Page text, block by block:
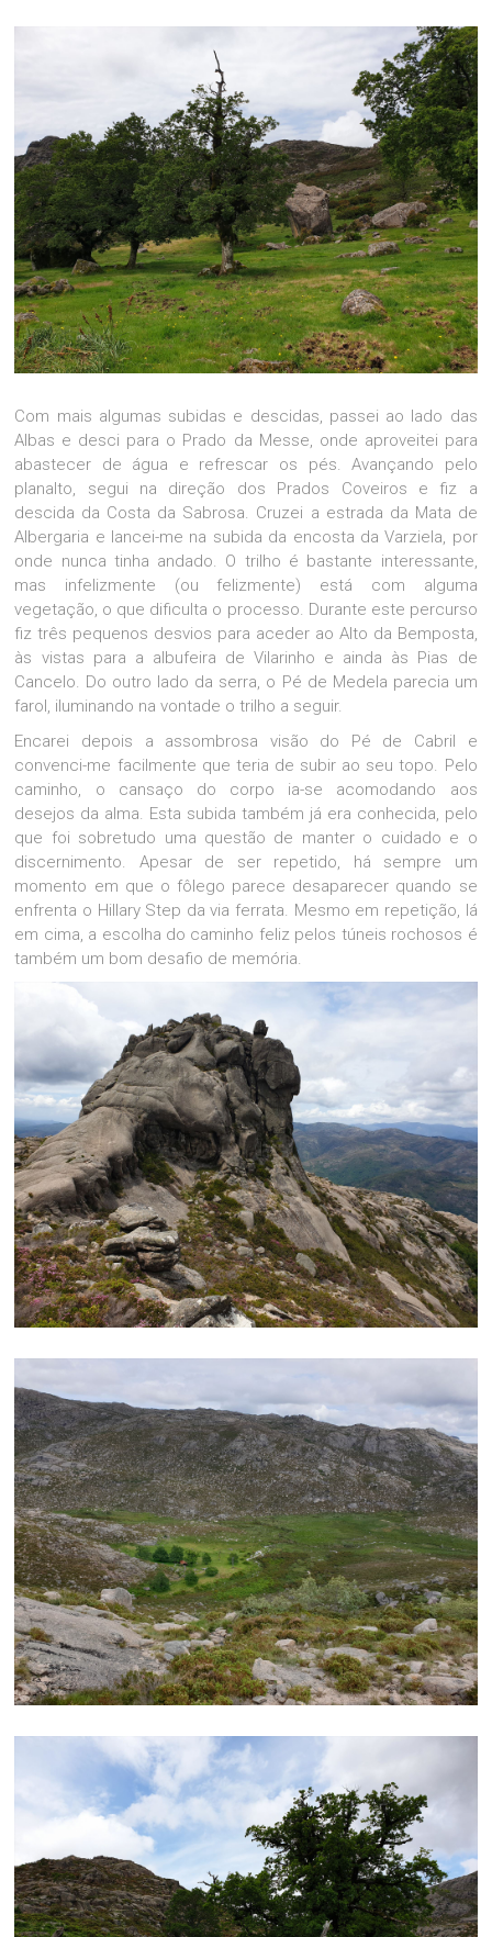
Com mais algumas subidas e descidas, passei ao lado das
Albas e desci para o Prado da Messe, onde aproveitei para
abastecer de água e refrescar os pés. Avançando pelo
planalto, segui na direção dos Prados Coveiros e fiz a
descida da Costa da Sabrosa. Cruzei a estrada da Mata de
Albergaria e lancei-me na subida da encosta da Varziela, por
onde nunca tinha andado. O trilho é bastante interessante,
mas infelizmente (ou felizmente) está com alguma
vegetação, o que dificulta o processo. Durante este percurso
fiz três pequenos desvios para aceder ao Alto da Bemposta,
às vistas para a albufeira de Vilarinho e ainda às Pias de
Cancelo. Do outro lado da serra, o Pé de Medela parecia um
farol, iluminando na vontade o trilho a seguir.
Encarei depois a assombrosa visão do Pé de Cabril e
convenci-me facilmente que teria de subir ao seu topo. Pelo
caminho, o cansaço do corpo ia-se acomodando aos
desejos da alma. Esta subida também já era conhecida, pelo
que foi sobretudo uma questão de manter o cuidado e o
discernimento. Apesar de ser repetido, há sempre um
momento em que o fôlego parece desaparecer quando se
enfrenta o Hillary Step da via ferrata. Mesmo em repetição, lá
em cima, a escolha do caminho feliz pelos túneis rochosos é
também um bom desafio de memória.